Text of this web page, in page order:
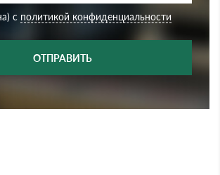
с политикой конфиденциальности
ОТПРАВИТЬ